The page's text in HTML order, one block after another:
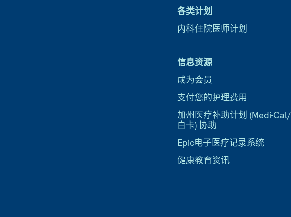
各类计划
内科住院医师计划
信息资源
成为会员
支付您的护理费用
加州医疗补助计划 (Medi-Cal/
白卡) 协助
Epic电子医疗记录系统
健康教育资讯